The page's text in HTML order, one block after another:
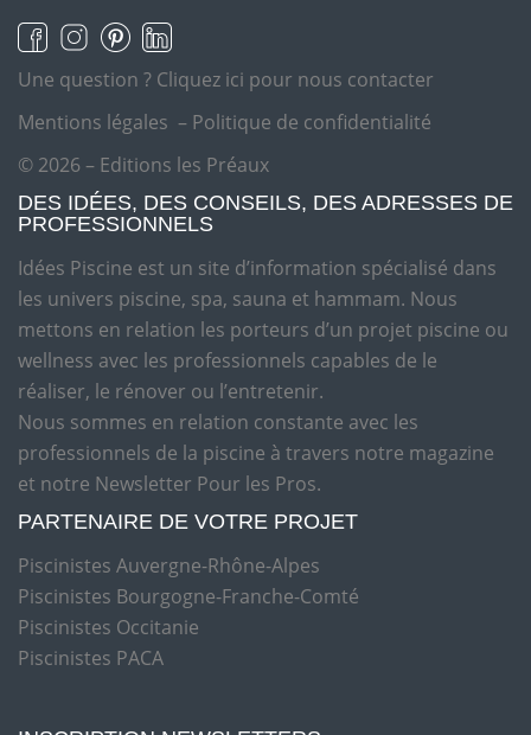
Une question ? Cliquez ici pour nous contacter
Mentions légales – Politique de confidentialité
© 2026 – Editions les Préaux
DES IDÉES, DES CONSEILS, DES ADRESSES DE
PROFESSIONNELS
Idées Piscine est un site d’information spécialisé dans
les univers piscine, spa, sauna et hammam. Nous
mettons en relation les porteurs d’un projet piscine ou
wellness avec les professionnels capables de le
réaliser, le rénover ou l’entretenir.
Nous sommes en relation constante avec les
professionnels de la piscine à travers notre magazine
et notre Newsletter Pour les Pros.
PARTENAIRE DE VOTRE PROJET
Piscinistes Auvergne-Rhône-Alpes
Piscinistes Bourgogne-Franche-Comté
Piscinistes Occitanie
Piscinistes PACA